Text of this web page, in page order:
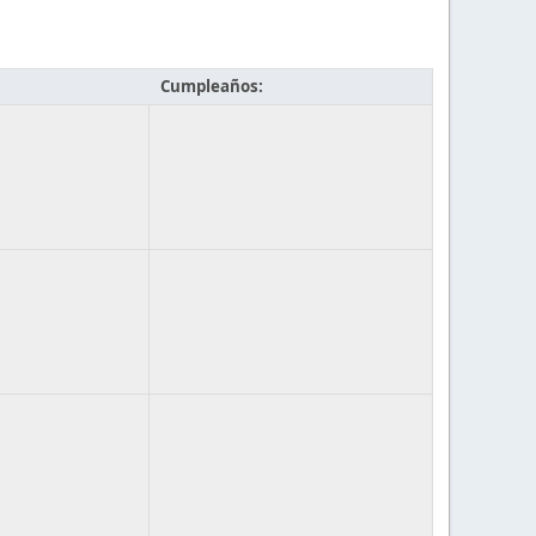
Cumpleaños: